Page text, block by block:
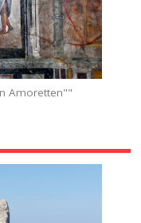
Amoretten""